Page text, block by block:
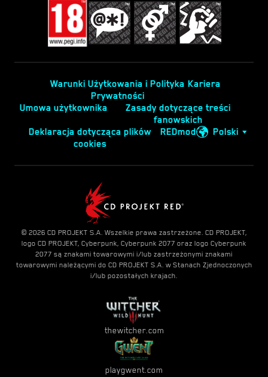
Warunki Użytkowania i Polityka
Prywatności
Kariera
Umowa użytkownika
Zasady dotyczące treści
fanowskich
Deklaracja dotycząca plików
cookies
REDmod Polski
© 2026 CD PROJEKT S.A. Wszelkie prawa zastrzeżone. CD PROJEKT,
logo CD PROJEKT, Cyberpunk, Cyberpunk 2077 oraz logo Cyberpunk
2077 są znakami towarowymi i/lub zastrzeżonymi znakami
towarowymi należącymi do CD PROJEKT S.A. w Stanach Zjednoczonych
i/lub pozostałych krajach.
thewitcher.com
playgwent.com